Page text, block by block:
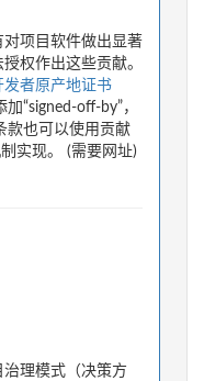
项目软件做出显著
权作出这些贡献。
发者原产地证书
“signed-off-by”，
款也可以使用贡献
实现。 (需要网址)
理模式（决策方